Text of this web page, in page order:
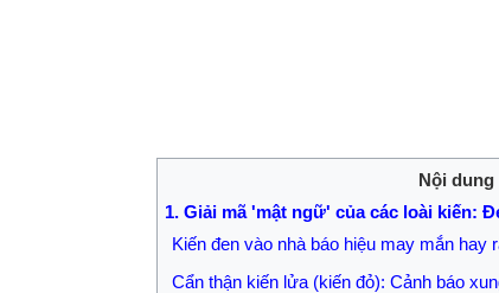
Nội dung
1. Giải mã 'mật ngữ' của các loài kiến:
Kiến đen vào nhà báo hiệu may mắn hay
Cẩn thận kiến lửa (kiến đỏ): Cảnh báo